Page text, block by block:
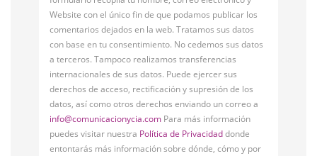
Website con el único fin de que podamos publicar los
comentarios dejados en la web. Tratamos sus datos
con base en tu consentimiento. No cedemos sus datos
a terceros. Tampoco realizamos transferencias
internacionales de sus datos. Puede ejercer sus
derechos de acceso, rectificación y supresión de los
datos, así como otros derechos enviando un correo a
info@comunicacionycia.com Para más información
puedes visitar nuestra Política de Privacidaddonde
entontarás más información sobre dónde, cómo y por